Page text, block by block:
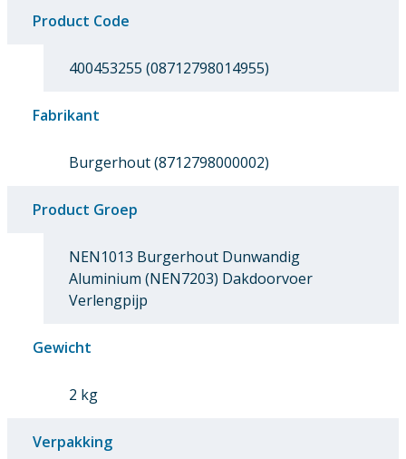
Product Code
400453255 (08712798014955)
Fabrikant
Burgerhout (8712798000002)
Product Groep
NEN1013 Burgerhout Dunwandig
Aluminium (NEN7203) Dakdoorvoer
Verlengpijp
Gewicht
2 kg
Verpakking